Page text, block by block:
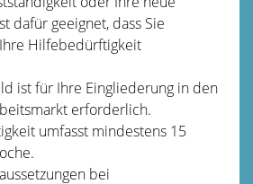
dafür geeignet, dass Sie
Hilfebedürftigkeit
ist für Ihre Eingliederung in den
erforderlich.
umfasst mindestens 15
bei